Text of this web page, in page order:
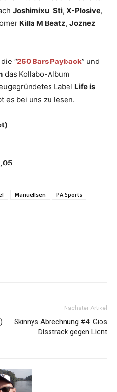
Joshimixu, Sti, X-Plosive,
Killa M Beatz, Joznez
die “250 Bars Payback” und
das Kollabo-Album
Label Life is
es bei uns zu lesen.
Manuellsen
PA Sports
Nächster Artikel
Skinnys Abrechnung #4: Gios
Disstrack gegen Liont